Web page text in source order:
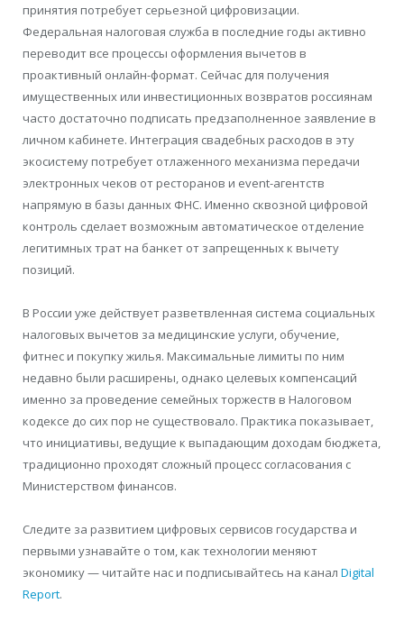
принятия потребует серьезной цифровизации.
Федеральная налоговая служба в последние годы активно
переводит все процессы оформления вычетов в
проактивный онлайн-формат. Сейчас для получения
имущественных или инвестиционных возвратов россиянам
часто достаточно подписать предзаполненное заявление в
личном кабинете. Интеграция свадебных расходов в эту
экосистему потребует отлаженного механизма передачи
электронных чеков от ресторанов и event-агентств
напрямую в базы данных ФНС. Именно сквозной цифровой
контроль сделает возможным автоматическое отделение
легитимных трат на банкет от запрещенных к вычету
позиций.
В России уже действует разветвленная система социальных
налоговых вычетов за медицинские услуги, обучение,
фитнес и покупку жилья. Максимальные лимиты по ним
недавно были расширены, однако целевых компенсаций
именно за проведение семейных торжеств в Налоговом
кодексе до сих пор не существовало. Практика показывает,
что инициативы, ведущие к выпадающим доходам бюджета,
традиционно проходят сложный процесс согласования с
Министерством финансов.
Следите за развитием цифровых сервисов государства и
первыми узнавайте о том, как технологии меняют
экономику — читайте нас и подписывайтесь на канал Digital
Report.